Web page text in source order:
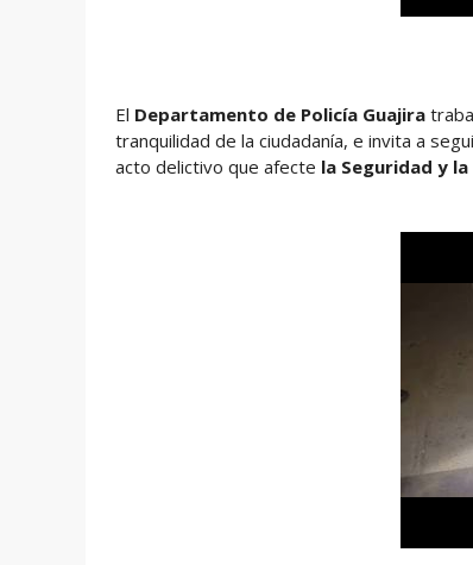
El Departamento de Policía Guajira
tranquilidad de la ciudadanía, e invita a
acto delictivo que afecte la Seguridad y